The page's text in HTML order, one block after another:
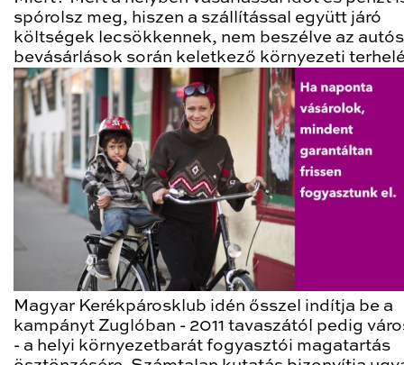
spórolsz meg, hiszen a szállítással együtt járó
költségek lecsökkennek, nem beszélve az autós
bevásárlások során keletkező környezeti
Magyar Kerékpárosklub idén ősszel indítja be a
kampányt Zuglóban - 2011 tavaszától pedig
- a helyi környezetbarát fogyasztói magatartás